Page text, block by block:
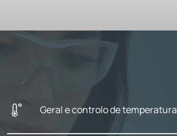
Geral e controlo de temperatura